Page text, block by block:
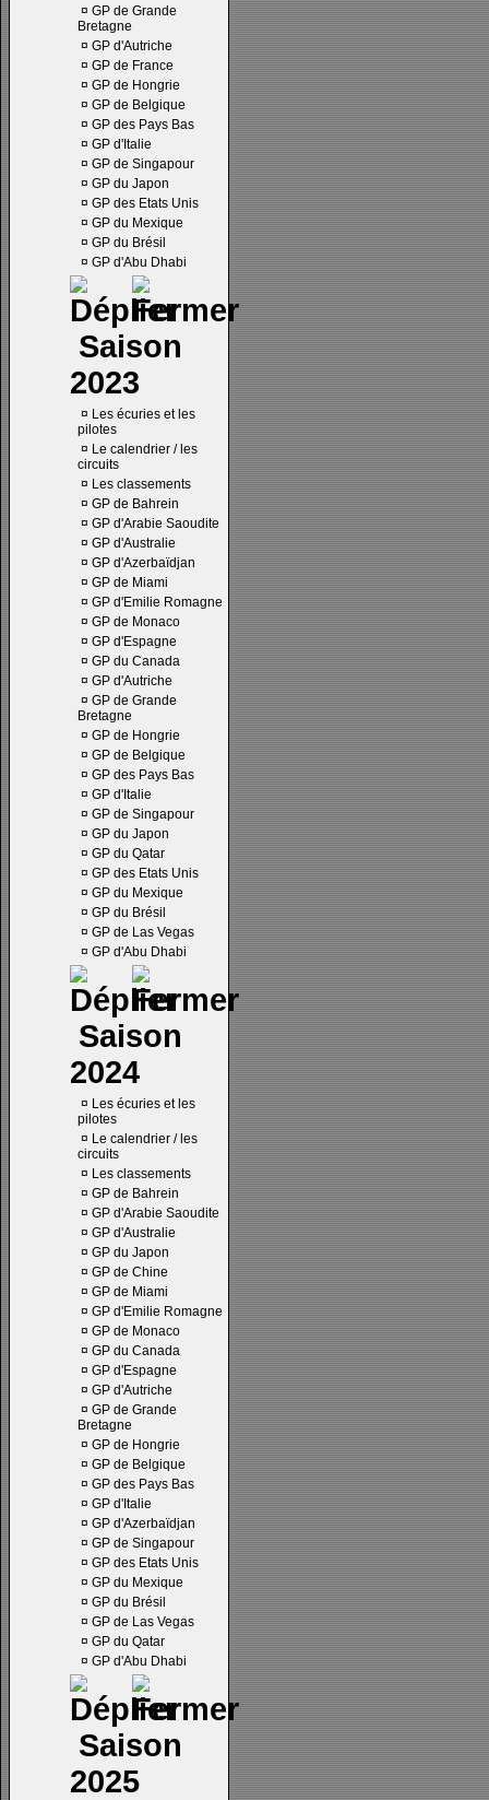
¤ GP de Grande
Bretagne
¤ GP d'Autriche
¤ GP de France
¤ GP de Hongrie
¤ GP de Belgique
¤ GP des Pays Bas
¤ GP d'Italie
¤ GP de Singapour
¤ GP du Japon
¤ GP des Etats Unis
¤ GP du Mexique
¤ GP du Brésil
¤ GP d'Abu Dhabi
Saison
2023
¤ Les écuries et les
pilotes
¤ Le calendrier / les
circuits
¤ Les classements
¤ GP de Bahrein
¤ GP d'Arabie Saoudite
¤ GP d'Australie
¤ GP d'Azerbaïdjan
¤ GP de Miami
¤ GP d'Emilie Romagne
¤ GP de Monaco
¤ GP d'Espagne
¤ GP du Canada
¤ GP d'Autriche
¤ GP de Grande
Bretagne
¤ GP de Hongrie
¤ GP de Belgique
¤ GP des Pays Bas
¤ GP d'Italie
¤ GP de Singapour
¤ GP du Japon
¤ GP du Qatar
¤ GP des Etats Unis
¤ GP du Mexique
¤ GP du Brésil
¤ GP de Las Vegas
¤ GP d'Abu Dhabi
Saison
2024
¤ Les écuries et les
pilotes
¤ Le calendrier / les
circuits
¤ Les classements
¤ GP de Bahrein
¤ GP d'Arabie Saoudite
¤ GP d'Australie
¤ GP du Japon
¤ GP de Chine
¤ GP de Miami
¤ GP d'Emilie Romagne
¤ GP de Monaco
¤ GP du Canada
¤ GP d'Espagne
¤ GP d'Autriche
¤ GP de Grande
Bretagne
¤ GP de Hongrie
¤ GP de Belgique
¤ GP des Pays Bas
¤ GP d'Italie
¤ GP d'Azerbaïdjan
¤ GP de Singapour
¤ GP des Etats Unis
¤ GP du Mexique
¤ GP du Brésil
¤ GP de Las Vegas
¤ GP du Qatar
¤ GP d'Abu Dhabi
Saison
2025